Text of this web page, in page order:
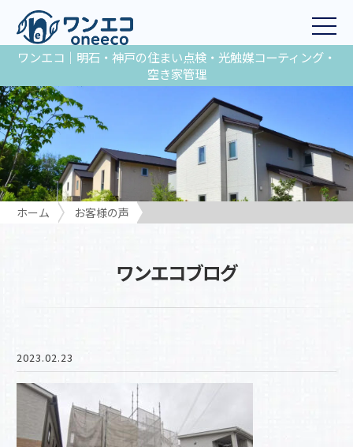
ワンエコ｜明石・神戸の住まい点検・光触媒コーティング・
空き家管理
ホーム お客様の声
ワンエコブログ
2023.02.23